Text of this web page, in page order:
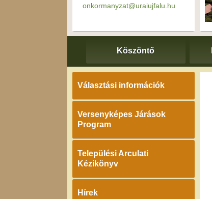
onkormanyzat@uraiujfalu.hu
Köszöntő
Választási információk
Versenyképes Járások
Program
Települési Arculati
Kézikönyv
Hírek